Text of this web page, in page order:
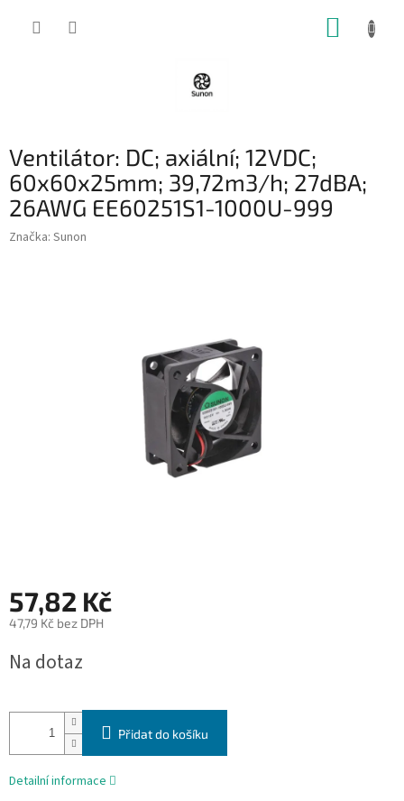
Ventilátor: DC; axiální; 12VDC;
60x60x25mm; 39,72m3/h; 27dBA;
26AWG EE60251S1-1000U-999
Značka: Sunon
57,82 Kč
47,79 Kč bez DPH
cena:
Na dotaz
Přidat do košíku
Detailní informace